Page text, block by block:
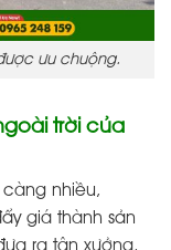
ưu chuộng.
trời của
nhiều,
giá thành sản
ra tận xưởng,